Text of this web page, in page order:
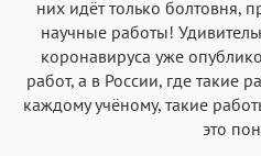
них идёт только болтовня,
научные работы!
коронавируса уже
работ, а в России, где такие
каждому учёному, такие
это